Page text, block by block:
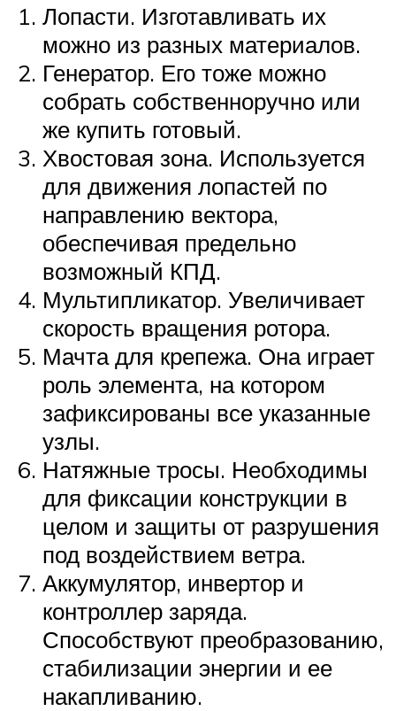
Лопасти. Изготавливать их
можно из разных материалов.
Генератор. Его тоже можно
собрать собственноручно или
же купить готовый.
Хвостовая зона. Используется
для движения лопастей по
направлению вектора,
обеспечивая предельно
возможный КПД.
Мультипликатор. Увеличивает
скорость вращения ротора.
Мачта для крепежа. Она играет
роль элемента, на котором
зафиксированы все указанные
узлы.
Натяжные тросы. Необходимы
для фиксации конструкции в
целом и защиты от разрушения
под воздействием ветра.
Аккумулятор, инвертор и
контроллер заряда.
Способствуют преобразованию,
стабилизации энергии и ее
накапливанию.